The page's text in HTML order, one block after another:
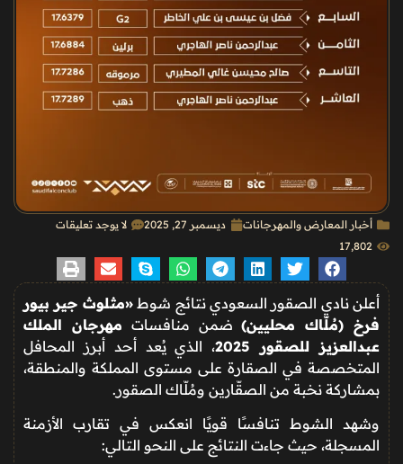
أخبار المعارض والمهرجانات ديسمبر 27, 2025
لا يوجد تعليقات
17٬802
أعلن نادي الصقور السعودي نتائج شوط«مثلوث جير بيور
فرخ (مُلّاك محليين)ضمن منافسات مهرجان الملك
عبدالعزيز للصقور 2025
، الذي يُعد أحد أبرز المحافل
المتخصصة في الصقارة على مستوى المملكة والمنطقة،
بمشاركة نخبة من الصقّارين ومُلّاك الصقور.
وشهد الشوط تنافسًا قويًا انعكس في تقارب الأزمنة
المسجلة، حيث جاءت النتائج على النحو التالي: